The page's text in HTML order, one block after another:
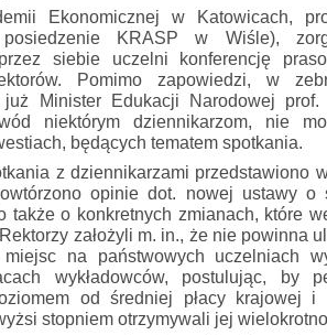
Ekonomicznej w Katowicach,
posiedzenie KRASP w Wiśle),
siebie uczelni konferencję
Pomimo zapowiedzi, w
już Minister Edukacji Narodowej
niektórym dziennikarzom, nie
będących tematem spotkania.
z dziennikarzami przedstawiono
opinie dot. nowej ustawy o
także o konkretnych zmianach, które
założyli m. in., że nie powinna
miejsc na państwowych uczelniach
wykładowców, postulując, by
od średniej płacy krajowej
stopniem otrzymywali jej